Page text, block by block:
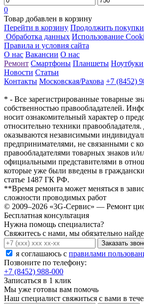
0
Товар добавлен в корзину
Перейти в корзину Продолжить покупки
Обработка данных Использование
Правила и условия сайта
О нас Вакансии О нас
Ремонт Смартфоны Планшеты Ноутбуки
Новости Статьи
Контакты Московская/Рахова +7 (8452)
* - Все зарегистрированные товарные
собственностью правообладателей.
носит ознакомительный характер о
относительно техники
оказываются независимыми
предпринимателями, не связанными с
правообладателями товарных знаков и/
официальными представителями в
которые уже были введены в
статье 1487 ГК РФ.
**Время ремонта может меняться в
сложности проводимых работ
© 2009–2026 «3G-Сервис» — Ремонт
Бесплатная консультация
Нужна помощь специалиста?
Свяжитесь с нами, мы обязательно
Заказать
я соглашаюсь c правилами
Позвоните по телефону:
+7 (8452) 988-000
Записаться в 1 клик
Мы уже готовы вам помочь
Наш специалист свяжиться с вами в